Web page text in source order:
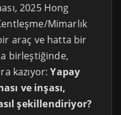
2025 Hong
Mimarlık
araç ve hatta bir
birleştiğinde,
kazıyor:Yapay
ve inşası,
şekillendiriyor?